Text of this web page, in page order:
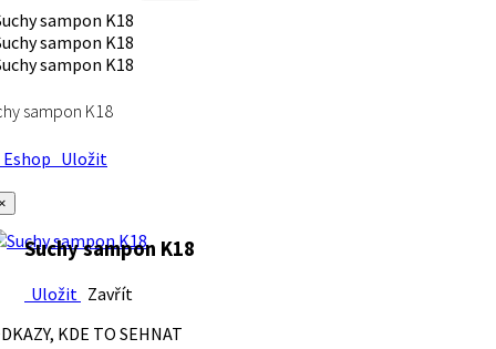
sampon K18
Uložit
Suchy sampon K18
Uložit Zavřít
KDE TO SEHNAT